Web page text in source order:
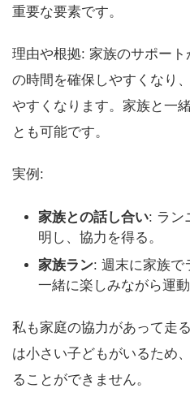
重要な要素です。
理由や根拠: 家族のサポー
の時間を確保しやすくなり
やすくなります。家族と一
とも可能です。
実例:
家族との話し合い: ラン
明し、協力を得る。
家族ラン: 週末に家族で
一緒に楽しみながら運
私も家庭の協力があって走
は小さい子どもがいるため
ることができません。